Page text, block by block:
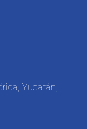
Yucatán,